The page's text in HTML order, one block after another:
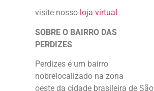
visite nosso loja virtual
SOBRE O BAIRRO DAS
PERDIZES
Perdizes é um bairro
nobrelocalizado na zona
oeste da cidade brasileira de São